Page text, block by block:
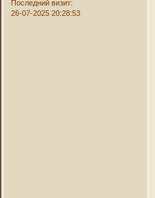
Последний визит:
26-07-2025 20:28:53